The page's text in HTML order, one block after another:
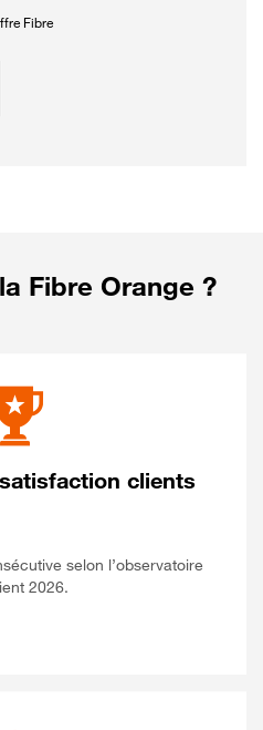
Fibre
Fibre Orange ?
clients
selon l’observatoire
2026.